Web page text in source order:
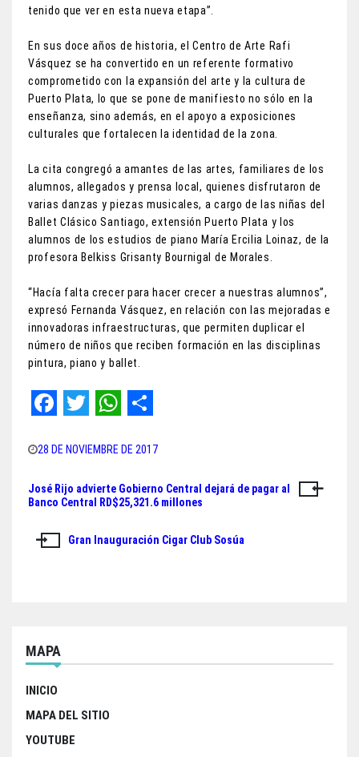
tenido que ver en esta nueva etapa”.
En sus doce años de historia, el Centro de Arte Rafi
Vásquez se ha convertido en un referente formativo
comprometido con la expansión del arte y la cultura de
Puerto Plata, lo que se pone de manifiesto no sólo en la
enseñanza, sino además, en el apoyo a exposiciones
culturales que fortalecen la identidad de la zona.
La cita congregó a amantes de las artes, familiares de los
alumnos, allegados y prensa local, quienes disfrutaron de
varias danzas y piezas musicales, a cargo de las niñas del
Ballet Clásico Santiago, extensión Puerto Plata y los
alumnos de los estudios de piano María Ercilia Loinaz, de la
profesora Belkiss Grisanty Bournigal de Morales.
“Hacía falta crecer para hacer crecer a nuestras alumnos”,
expresó Fernanda Vásquez, en relación con las mejoradas e
innovadoras infraestructuras, que permiten duplicar el
número de niños que reciben formación en las disciplinas
pintura, piano y ballet.
a
c
e
b
o
w
i
t
t
h
a
t
s
h
a
r
e
28 DE NOVIEMBRE DE 2017
Navegación
entradas
José Rijo advierte Gobierno Central dejará de pagar al
Banco Central RD$25,321.6 millones
Gran Inauguración Cigar Club Sosúa
MAPA
INICIO
MAPA DEL SITIO
YOUTUBE